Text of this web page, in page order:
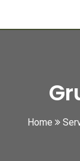
Home